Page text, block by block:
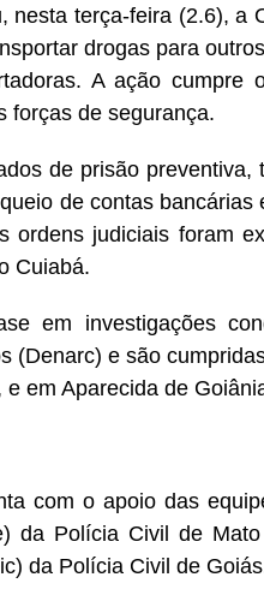
nesta terça-feira (2.6), a
drogas para
A ação cumpre
forças de segurança.
de prisão preventiva,
de contas bancárias
ordens judiciais foram
Cuiabá.
em investigações
(Denarc) e são
em Aparecida de
com o apoio das
da Polícia Civil de
da Polícia Civil de